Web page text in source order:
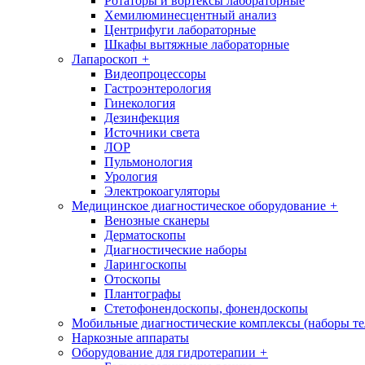
Хемилюминесцентный анализ
Центрифуги лабораторные
Шкафы вытяжные лабораторные
Лапароскоп +
Видеопроцессоры
Гастроэнтерология
Гинекология
Дезинфекция
Источники света
ЛОР
Пульмонология
Урология
Электрокоагуляторы
Медицинское диагностическое оборудование +
Венозные сканеры
Дерматоскопы
Диагностические наборы
Ларингоскопы
Отоскопы
Плантографы
Стетофонендоскопы, фонендоскопы
Мобильные диагностические комплексы (наборы
Наркозные аппараты
Оборудование для гидротерапии +